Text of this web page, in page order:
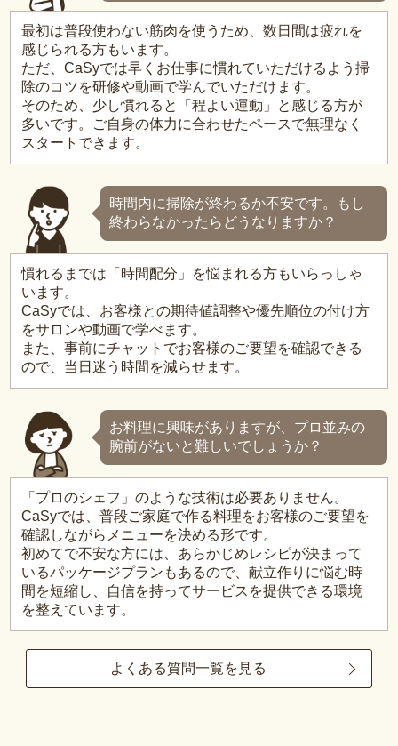
最初は普段使わない筋肉を使うため、数日間は疲れを
感じられる方もいます。
ただ、CaSyでは早くお仕事に慣れていただけるよう掃
除のコツを研修や動画で学んでいただけます。
そのため、少し慣れると「程よい運動」と感じる方が
多いです。ご自身の体力に合わせたペースで無理なく
スタートできます。
時間内に掃除が終わるか不安です。もし
終わらなかったらどうなりますか？
慣れるまでは「時間配分」を悩まれる方もいらっしゃ
います。
CaSyでは、お客様との期待値調整や優先順位の付け方
をサロンや動画で学べます。
また、事前にチャットでお客様のご要望を確認できる
ので、当日迷う時間を減らせます。
お料理に興味がありますが、プロ並みの
腕前がないと難しいでしょうか？
「プロのシェフ」のような技術は必要ありません。
CaSyでは、普段ご家庭で作る料理をお客様のご要望を
確認しながらメニューを決める形です。
初めてで不安な方には、あらかじめレシピが決まって
いるパッケージプランもあるので、献立作りに悩む時
間を短縮し、自信を持ってサービスを提供できる環境
を整えています。
よくある質問一覧を見る